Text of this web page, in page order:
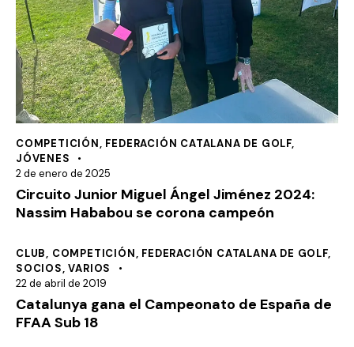
COMPETICIÓN, FEDERACIÓN CATALANA DE GOLF,
JÓVENES
2 de enero de 2025
Circuito Junior Miguel Ángel Jiménez 2024:
Nassim Hababou se corona campeón
CLUB, COMPETICIÓN, FEDERACIÓN CATALANA DE GOLF,
SOCIOS,VARIOS
22 de abril de 2019
Catalunya gana el Campeonato de España de
FFAA Sub 18